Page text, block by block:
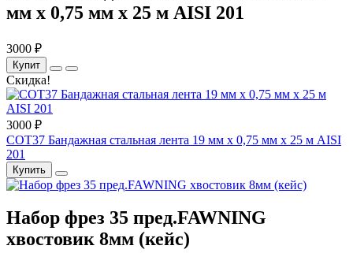
мм x 0,75 мм x 25 м AISI 201
3000 ₽
Купит
Скидка!
3000 ₽
COT37 Бандажная стальная лента 19 мм x 0,75 мм x 25 м AISI
201
Купить
Набор фрез 35 пред.FAWNING
хвостовик 8мм (кейс)